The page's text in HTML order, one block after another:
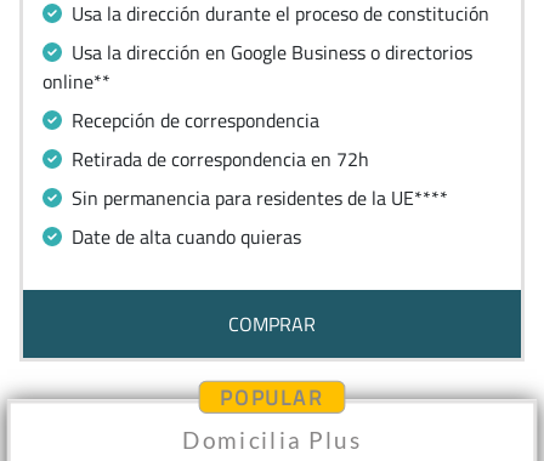
Usa la dirección durante el proceso de constitución
Usa la dirección en Google Business o directorios
online**
Recepción de correspondencia
Retirada de correspondencia en 72h
Sin permanencia para residentes de la UE****
Date de alta cuando quieras
COMPRAR
POPULAR
Domicilia Plus